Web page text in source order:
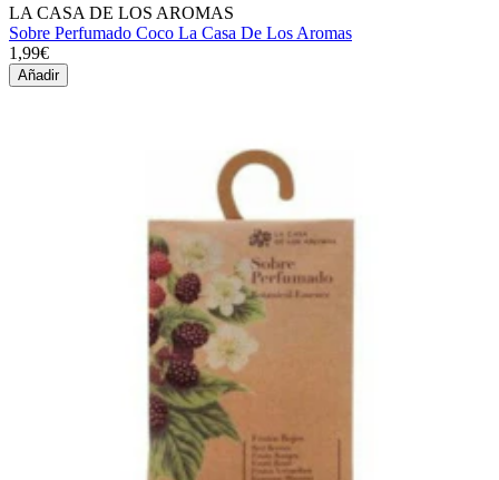
LA CASA DE LOS AROMAS
Sobre Perfumado Coco La Casa De Los Aromas
1,99€
Añadir